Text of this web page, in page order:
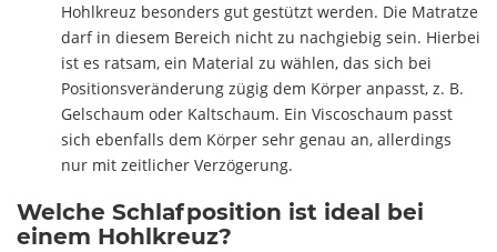
Hohlkreuz besonders gut gestützt werden. Die Matratze
darf in diesem Bereich nicht zu nachgiebig sein. Hierbei
ist es ratsam, ein Material zu wählen, das sich bei
Positionsveränderung zügig dem Körper anpasst, z. B.
Gelschaum oder Kaltschaum. Ein Viscoschaum passt
sich ebenfalls dem Körper sehr genau an, allerdings
nur mit zeitlicher Verzögerung.
Welche Schlafposition ist ideal bei
einem Hohlkreuz?